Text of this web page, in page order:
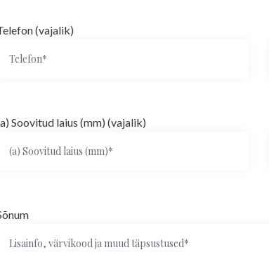
(vajalik)
Soovitud laius (mm) (vajalik)